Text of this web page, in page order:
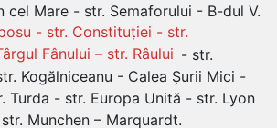
cel Mare - str. Semaforului - B-dul V.
- str. Constituției - str.
Fânului – str. Râului - str.
Kogălniceanu - Calea Șurii Mici -
Turda - str. Europa Unită - str. Lyon
Munchen – Marquardt.